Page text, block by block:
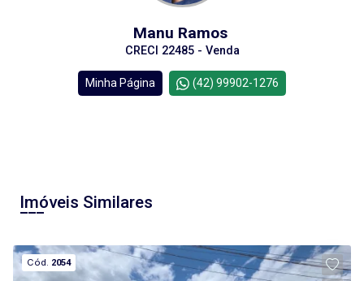
Manu Ramos
CRECI 22485 - Venda
Minha Página (42) 99902-1276
Imóveis Similares
Cód. 2054